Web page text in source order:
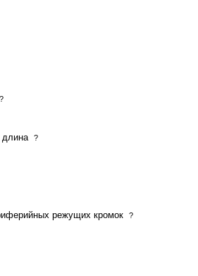
?
длина ?
режущих кромок ?